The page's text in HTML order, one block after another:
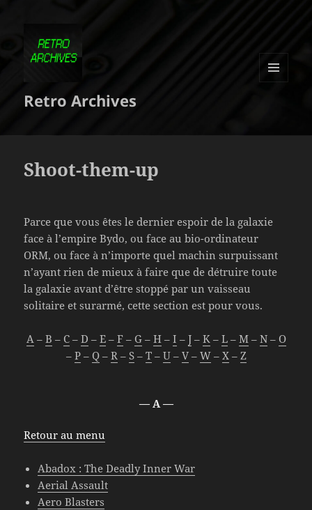
Retro Archives
Shoot-them-up
Parce que vous êtes le dernier espoir de la galaxie
face à l’empire Bydo, ou face au bio-ordinateur
ORM, ou face à n’importe quel machin surpuissant
n’ayant rien de mieux à faire que de détruire toute
la galaxie avant d’être stoppé par un vaisseau
solitaire et surarmé, cette section est pour vous.
A– B – C– D – E– F– G– H– I – J– K– L– M– N– O
– P– Q– R– S– T– U– V– W– X– Z
— A —
Retour au menu
Abadox : The Deadly Inner War
Aerial Assault
Aero Blasters